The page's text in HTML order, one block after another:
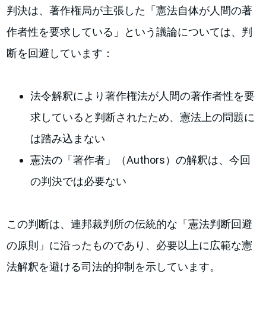
判決は、著作権局が主張した「憲法自体が人間の著
作者性を要求している」という議論については、判
断を回避しています：
法令解釈により著作権法が人間の著作者性を要
求していると判断されたため、憲法上の問題に
は踏み込まない
憲法の「著作者」（Authors）の解釈は、今回
の判決では必要ない
この判断は、連邦裁判所の伝統的な「憲法判断回避
の原則」に沿ったものであり、必要以上に広範な憲
法解釈を避ける司法的抑制を示しています。